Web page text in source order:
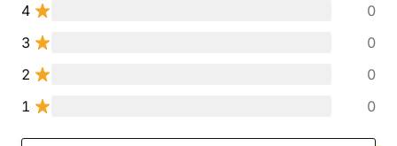
4
0
3
0
2
0
1
0